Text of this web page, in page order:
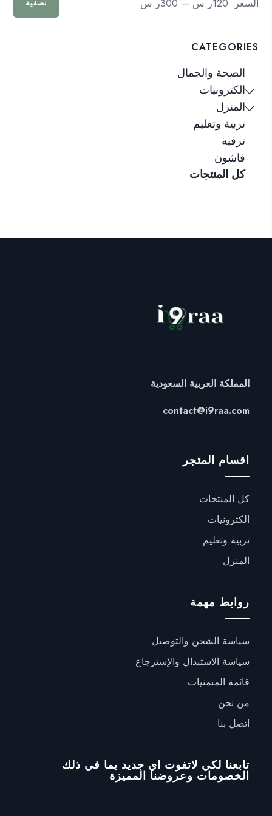
سعر
سعر
تصفية السعر: 120ر.س — 300ر.س
CATEGORIES
الصحة والجمال
الكترونيات
المنزل
تربية وتعليم
ترفيه
فاشون
كل المنتجات
المملكة العربية السعودية
contact@i9raa.com
اقسام المتجر
كل المنتجات
الكترونيات
تربية وتعليم
المنزل
روابط مهمة
سياسة الشحن والتوصيل
سياسة الاستبدال والإسترجاع
قائمة المتمنيات
من نحن
اتصل بنا
تابعنا لكي لاتفوت اي جديد بما في ذلك
الخصومات وعروضنا المميزة